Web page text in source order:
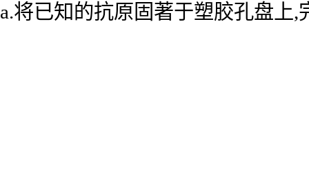
a.将已知的抗原固著于塑胶孔盘上